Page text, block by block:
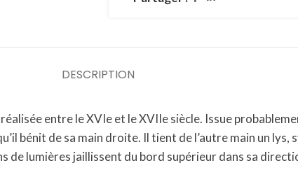
DESCRIPTION
entre le XVIe et le XVIIe siècle. Issue
bénit de sa main droite. Il tient de l’autre main un
de lumières jaillissent du bord supérieur dans sa